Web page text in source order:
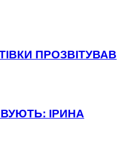
ПРОЗВІТУВАВ
ІРИНА